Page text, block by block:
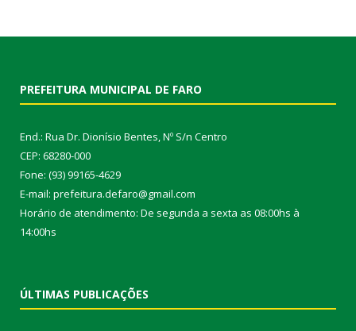
PREFEITURA MUNICIPAL DE FARO
End.: Rua Dr. Dionísio Bentes, Nº S/n Centro
CEP: 68280-000
Fone: (93) 99165-4629
E-mail: prefeitura.defaro@gmail.com
Horário de atendimento: De segunda a sexta as 08:00hs à
14:00hs
ÚLTIMAS PUBLICAÇÕES